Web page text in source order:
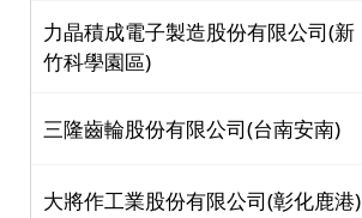
力晶積成電子製造股份有限公司(新
竹科學園區)
三隆齒輪股份有限公司(台南安南)
大將作工業股份有限公司(彰化鹿港)